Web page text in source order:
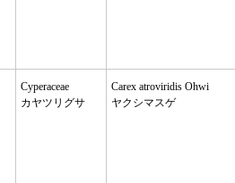
Cyperaceae
カヤツリグサ
Carex atroviridis Ohwi
ヤクシマスゲ